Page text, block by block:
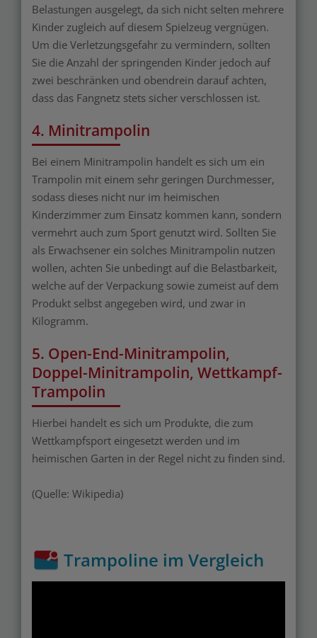
Belastungen ausgelegt, da sich nicht selten mehrere
Kinder zugleich auf diesem Spielzeug vergnügen.
Um die Verletzungsgefahr zu vermindern, sollten
Sie die Anzahl der springenden Kinder jedoch auf
zwei beschränken und obendrein darauf achten,
dass das Fangnetz stets sicher verschlossen ist.
4. Minitrampolin
Bei einem Minitrampolin handelt es sich um ein
Trampolin mit einem sehr geringen Durchmesser,
sodass dieses nicht nur im heimischen
Kinderzimmer zum Einsatz kommen kann, sondern
vermehrt auch zum Sport genutzt wird. Sollten Sie
als Erwachsener ein solches Minitrampolin nutzen
wollen, achten Sie unbedingt auf die Belastbarkeit,
welche auf der Verpackung sowie zumeist auf dem
Produkt selbst angegeben wird, und zwar in
Kilogramm.
5. Open-End-Minitrampolin,
Doppel-Minitrampolin, Wettkampf-
Trampolin
Hierbei handelt es sich um Produkte, die zum
Wettkampfsport eingesetzt werden und im
heimischen Garten in der Regel nicht zu finden sind.
(Quelle: Wikipedia)
Trampoline im Vergleich